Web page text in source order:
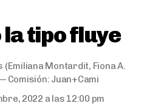
la tipo fluye
(Emiliana Montardit, Fiona A.
Comisión: Juan+Cami
2022 a las 12:00 pm